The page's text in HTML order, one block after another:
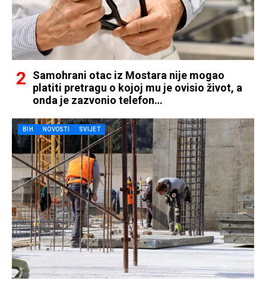
Samohrani otac iz Mostara nije mogao
platiti pretragu o kojoj mu je ovisio život, a
onda je zazvonio telefon…
BIH NOVOSTI SVIJET